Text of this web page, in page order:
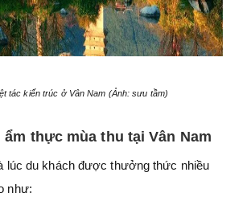
tác kiến trúc ở Vân Nam (Ảnh: sưu tầm)
ẩm thực mùa thu tại Vân Nam
lúc du khách được thưởng thức nhiều
như: